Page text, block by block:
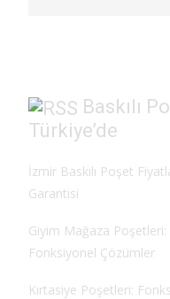
Baskılı
Türkiye’de
İzmir Baskılı Poşet
Garantisi
Giyim Mağaza Poşetleri:
Fonksiyonel Çözümler
Kırtasiye Poşetleri: